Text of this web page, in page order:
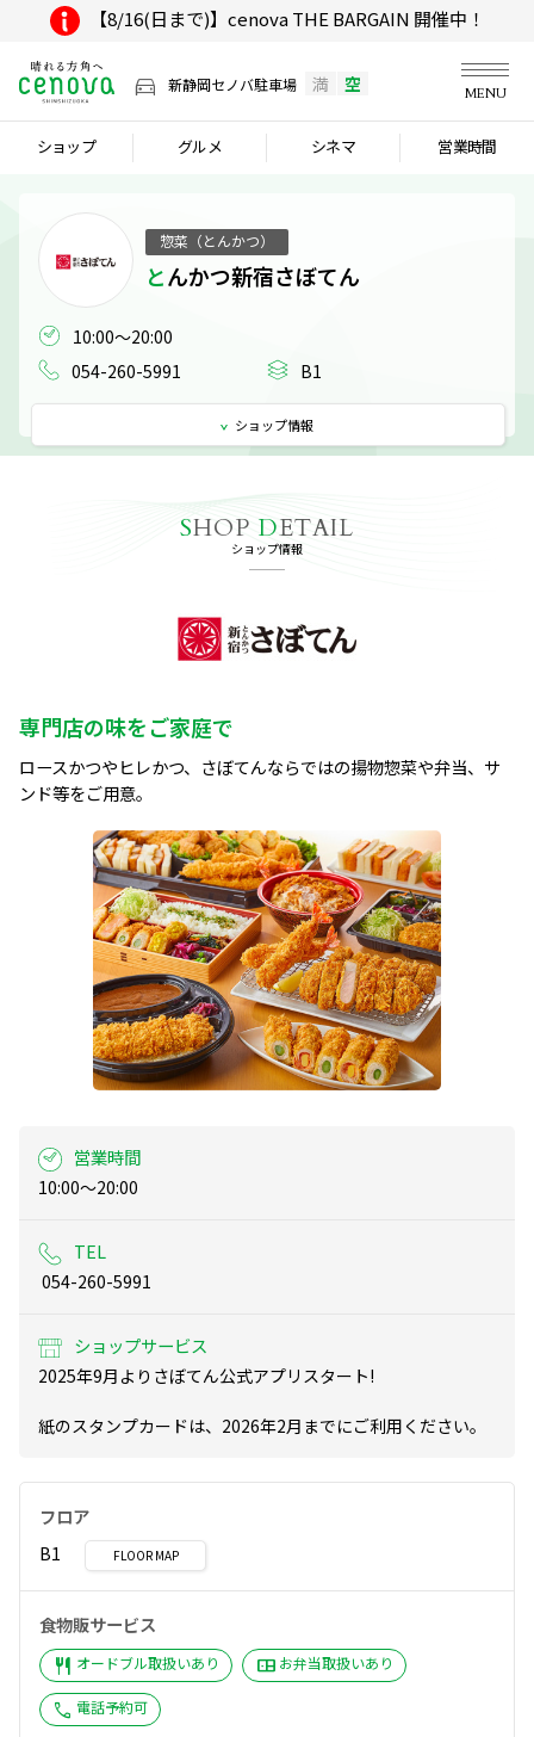
【8/16(日まで)】cenova THE BARGAIN 開催中！
新静岡セノバ駐車場 満 空 MENU
ショップ グルメ シネマ 営業時間
惣菜（とんかつ）
とんかつ新宿さぼてん
10:00～20:00
054-260-5991
B1
ショップ情報
SHOP DETAIL
ショップ情報
専門店の味をご家庭で
ロースかつやヒレかつ、さぼてんならではの揚物惣菜や弁当、サ
ンド等をご用意。
営業時間
10:00～20:00
TEL
054-260-5991
ショップサービス
2025年9月よりさぼてん公式アプリスタート!
紙のスタンプカードは、2026年2月までにご利用ください。
フロア
B1
FLOOR MAP
食物販サービス
restaurant オードブル取扱いあり bento お弁当取扱いあり
call 電話予約可